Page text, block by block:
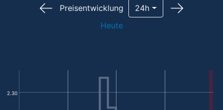
Preisentwicklung
24h
Heute
2.30